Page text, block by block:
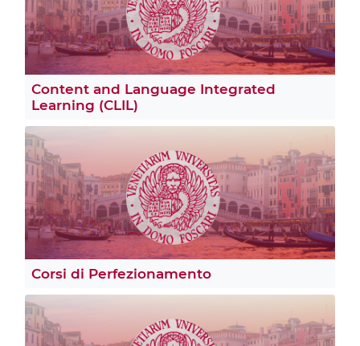
Content and Language Integrated
Learning (CLIL)
Corsi di Perfezionamento